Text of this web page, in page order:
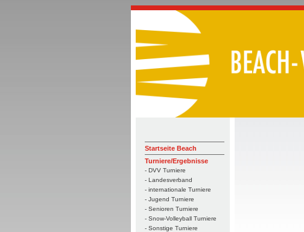
Startseite Beach
Turniere/Ergebnisse
- DVV Turniere
- Landesverband
- internationale Turniere
- Jugend Turniere
- Senioren Turniere
- Snow-Volleyball Turniere
- Sonstige Turniere